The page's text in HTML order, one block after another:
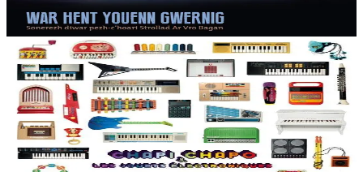
Épuisé
3 ans et plus
Épuisé
Music From The Masses
Collector - Vinyle
De brocantes en vide-greniers, le musicien finistérien amasse par
centaines des jouets musicaux anciens du monde entier. Son
quatrième album s'articule autour des jouets électroniques....